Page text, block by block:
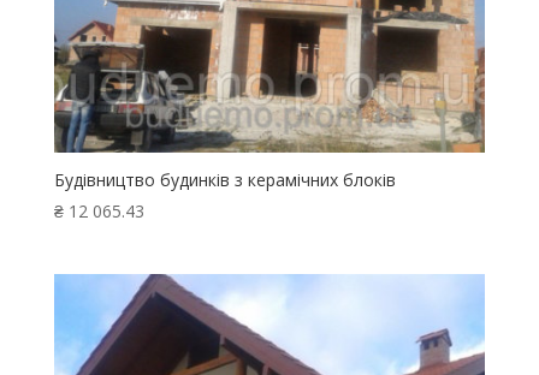
Будівництво будинків з керамічних блоків
₴12 065.43